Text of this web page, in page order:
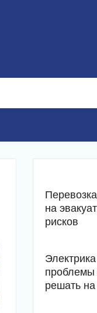
на
рисков
проблемы
решать